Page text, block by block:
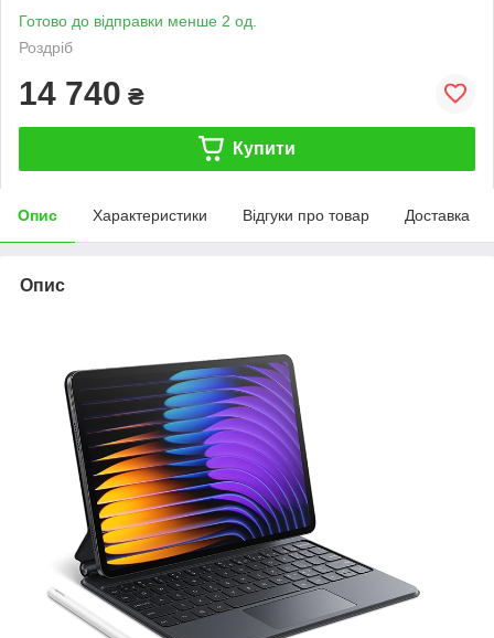
Готово до відправки менше 2 од.
Роздріб
14 740 ₴
Купити
Опис Характеристики Відгуки про товар Доставка
Опис